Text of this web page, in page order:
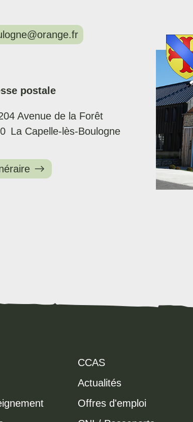
postale
Avenue de la Forêt
La Capelle-lès-Boulogne
CCAS
Actualités
Offres d'emploi